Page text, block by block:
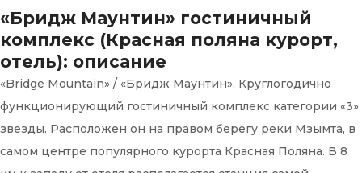
«Бридж Маунтин» гостиничный
комплекс (Красная поляна курорт,
отель): описание
«Bridge Mountain» / «Бридж Маунтин». Круглогодично
функционирующий гостиничный комплекс категории «3»
звезды. Расположен он на правом берегу реки Мзымта, в
самом центре популярного курорта Красная Поляна. В 8